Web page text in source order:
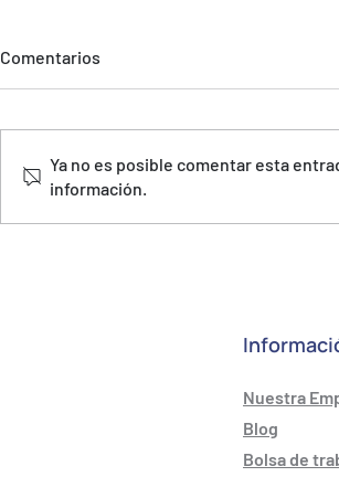
MINIREMOLQUE A LA MEDIDA
Comentarios
Ya no es posible comentar esta
información.
Nuestra
Blog
Bolsa de